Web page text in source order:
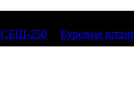
СБШ-250 Буровые